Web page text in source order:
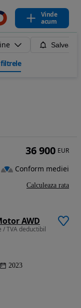
Vinde
acum
AWD
/ TVA deductibil
2023
36 900 EUR
Conform mediei
Calculeaza rata